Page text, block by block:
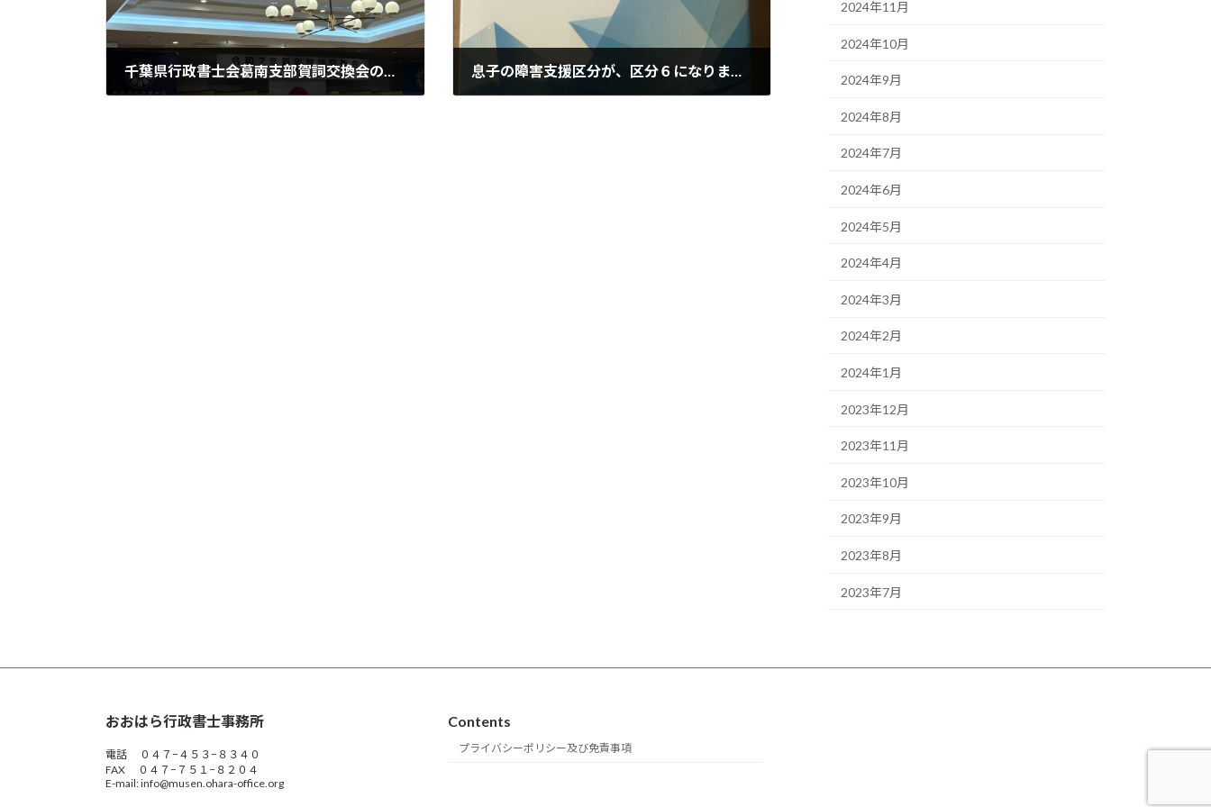
千葉県行政書士会葛南支部賀詞交換会の後は、喜寿のお祝い 息子の障害支援区分が、区分６になりました。
2024年11月
2024年10月
2024年9月
2024年8月
2024年7月
2024年6月
2024年5月
2024年4月
2024年3月
2024年2月
2024年1月
2023年12月
2023年11月
2023年10月
2023年9月
2023年8月
2023年7月
おおはら行政書士事務所
電話 ０４７−４５３−８３４０
FAX ０４７−７５１−８２０４
E-mail: info@musen.ohara-office.org
Contents
プライバシーポリシー及び免責事項